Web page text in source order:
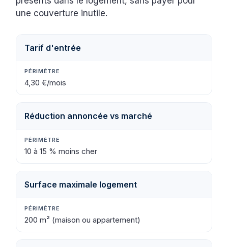
une couverture inutile.
Tarif d'entrée
4,30 €/mois
Réduction annoncée vs marché
10 à 15 % moins cher
Surface maximale logement
200 m² (maison ou appartement)